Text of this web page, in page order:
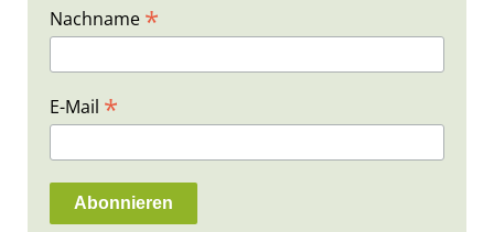
Nachname *
E-Mail *